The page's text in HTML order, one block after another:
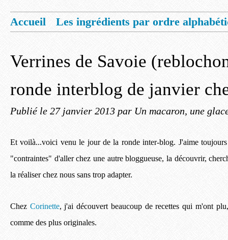
Accueil
Les ingrédients par ordre
Verrines de Savoie
ronde interblog de janvier
Publié le 27 janvier 2013 par Un macaron, une
Et voilà...voici venu le jour de la ronde inter-blog. J'aime
"contraintes" d'aller chez une autre bloggueuse, la découvrir,
la réaliser chez nous sans trop adapter.
Chez Corinette, j'ai découvert beaucoup de recettes qui m'ont
comme des plus originales.